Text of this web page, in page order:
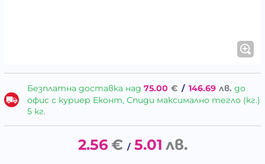
Безплатна доставка над 75.00 € / 146.69 лв. до
офис с куриер Еконт, Спиди максимално тегло (кг.)
5 кг.
2.56 € / 5.01 лв.